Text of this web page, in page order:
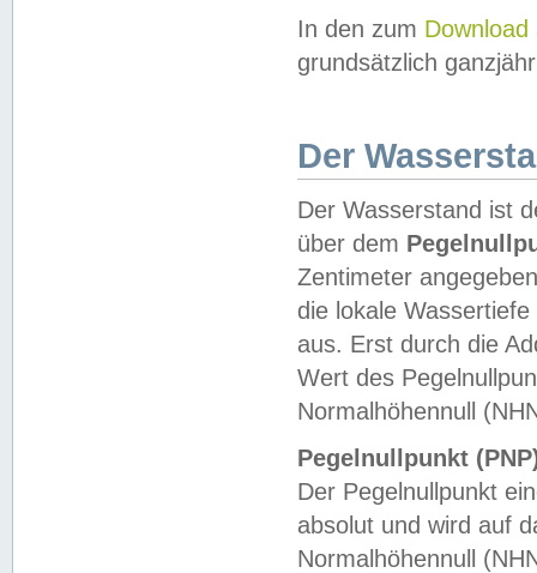
In den zum Download
grundsätzlich
Der
Der Wasserstand ist
über dem
Zentimeter
die lokale
aus. Erst durch die
Wert des
Normalhöhennull
Pegelnullpunkt
Der Pegelnullpunkt
absolut und wird auf
Normalhöhennull